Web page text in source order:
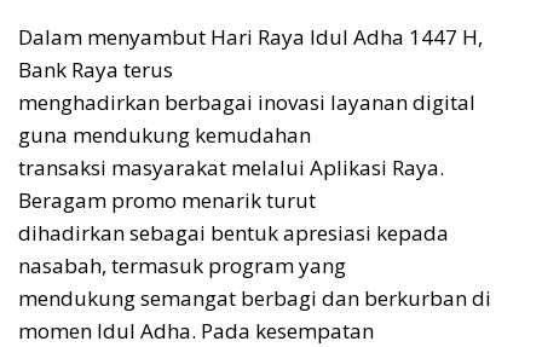
Dalam menyambut Hari Raya Idul Adha 1447 H,
Bank Raya terus
menghadirkan berbagai inovasi layanan digital
guna mendukung kemudahan
transaksi masyarakat melalui Aplikasi Raya.
Beragam promo menarik turut
dihadirkan sebagai bentuk apresiasi kepada
nasabah, termasuk program yang
mendukung semangat berbagi dan berkurban di
momen Idul Adha. Pada kesempatan